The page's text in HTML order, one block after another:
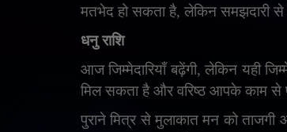
मतभेद हो सकता है, लेकिन समझदारी से
धनु राशि
आज जिम्मेदारियाँ बढ़ेंगी,लेकिन यही
मिल सकता है और वरिष्ठ आपके काम से
पुराने मित्र से मुलाकात मन को